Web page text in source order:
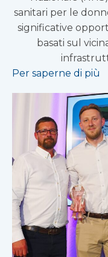
sanitari per le
significative
basati sul
Per saperne di più